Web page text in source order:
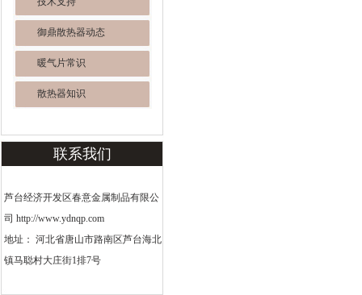
御鼎散热器动态
暖气片常识
散热器知识
联系我们
芦台经济开发区春意金属制品有限公
司 http://www.ydnqp.com
地址： 河北省唐山市路南区芦台海北
镇马聪村大庄街1排7号